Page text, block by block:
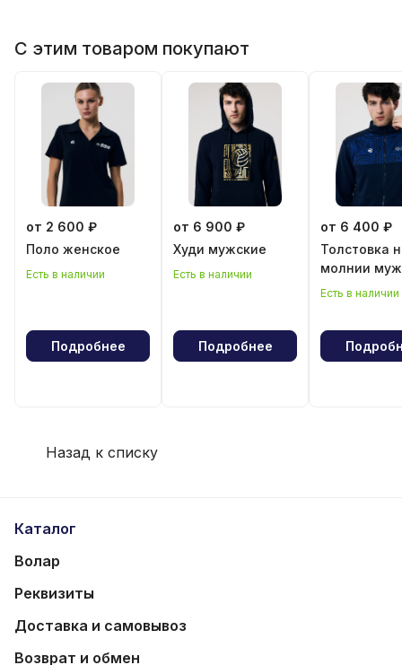
С этим товаром покупают
от 2 600 ₽
Поло женскoe
Есть в наличии
Подробнее
от 6 900 ₽
Худи мужские
Есть в наличии
Подробнее
от 6 400 ₽
Толстовка
молнии
Есть в наличии
Назад к списку
Каталог
Волар
Реквизиты
Доставка и самовывоз
Возврат и обмен